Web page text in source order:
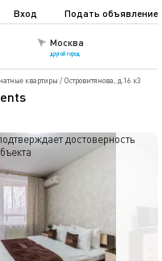
Москва
другой город
Подать объявление
Вход
квартиры / Островитянова, д.16 к3